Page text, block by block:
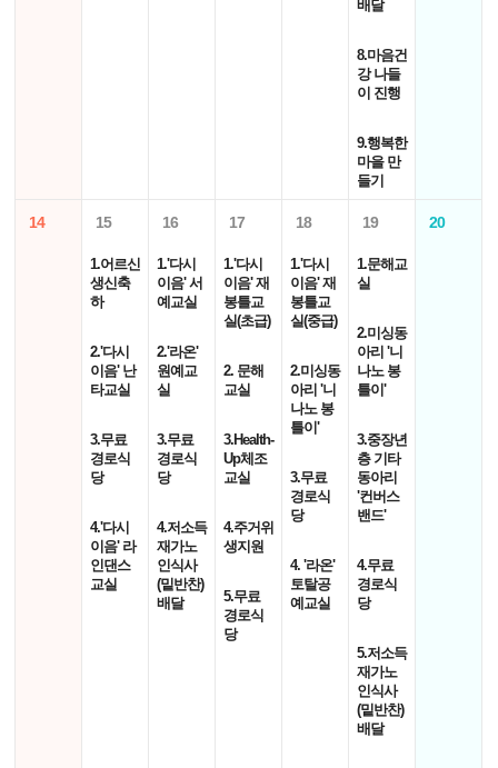
배달
8.마음건
강 나들
이 진행
9.행복한
마을 만
들기
14 15
1.어르신
생신축
하
2.'다시
이음' 난
타교실
3.무료
경로식
당
4.'다시
이음' 라
인댄스
교실
16
1.'다시
이음' 서
예교실
2.'라온'
원예교
실
3.무료
경로식
당
4.저소득
재가노
인식사
(밑반찬)
배달
17
1.'다시
이음' 재
봉틀교
실(초급)
2. 문해
교실
3.Health-
Up체조
교실
4.주거위
생지원
5.무료
경로식
당
18
1.'다시
이음' 재
봉틀교
실(중급)
2.미싱동
아리 '니
나노 봉
틀이'
3.무료
경로식
당
4. '라온'
토탈공
예교실
19
1.문해교
실
2.미싱동
아리 '니
나노 봉
틀이'
3.중장년
층 기타
동아리
'컨버스
밴드'
4.무료
경로식
당
5.저소득
재가노
인식사
(밑반찬)
배달
20